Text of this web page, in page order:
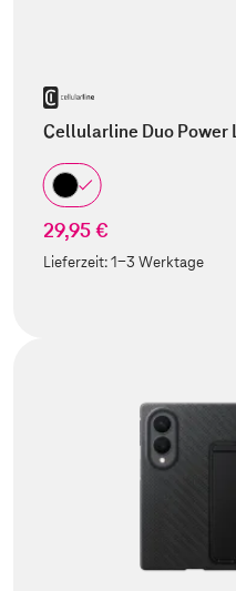
Cellularline Duo Power
29,95 €
Lieferzeit:1-3 Werktage